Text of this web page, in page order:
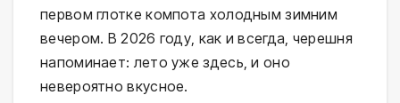
первом глотке компота холодным зимним
вечером. В 2026 году, как и всегда, черешня
напоминает: лето уже здесь, и оно
невероятно вкусное.